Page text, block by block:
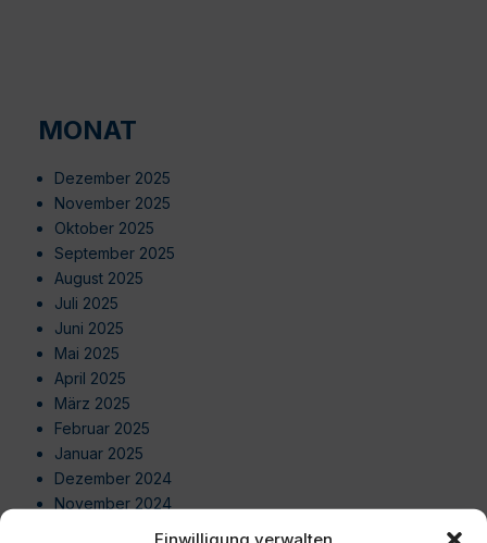
MONAT
Dezember 2025
November 2025
Oktober 2025
September 2025
August 2025
Juli 2025
Juni 2025
Mai 2025
April 2025
März 2025
Februar 2025
Januar 2025
Dezember 2024
November 2024